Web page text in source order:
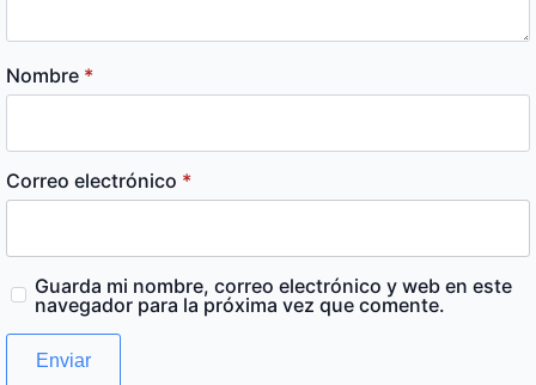
Nombre *
Correo electrónico *
Guarda mi nombre, correo electrónico y web en este
navegador para la próxima vez que comente.